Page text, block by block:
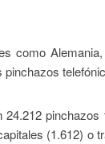
como
24.212
(1.612) o